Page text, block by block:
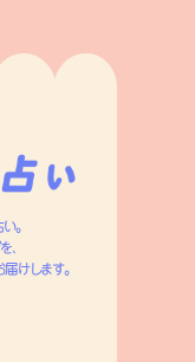
。
、
けします。